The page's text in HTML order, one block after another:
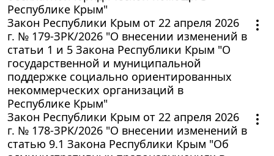
Республике Крым"
Закон Республики Крым от 22 апреля 2026
г. № 179-ЗРК/2026 "О внесении изменений в
статьи 1 и 5 Закона Республики Крым "О
государственной и муниципальной
поддержке социально ориентированных
некоммерческих организаций в
Республике Крым"
Закон Республики Крым от 22 апреля 2026
г. № 178-ЗРК/2026 "О внесении изменений в
статью 9.1 Закона Республики Крым "Об